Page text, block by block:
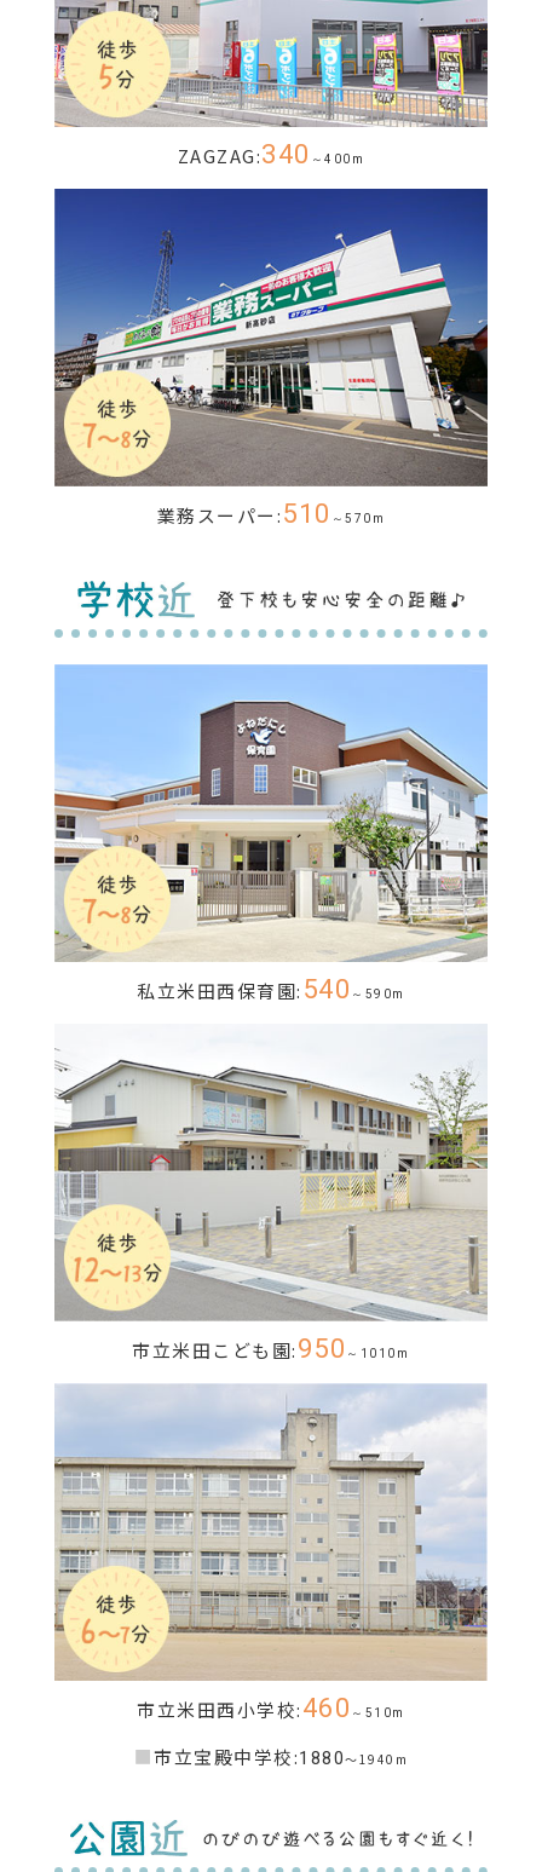
ZAGZAG:340 ～400m
業務スーパー:510 ～570m
私立米田西保育園: 540 ～590m
市立米田こども園:950 ～1010m
市立米田西小学校:460 ～510m
■市立宝殿中学校:1880～1940m